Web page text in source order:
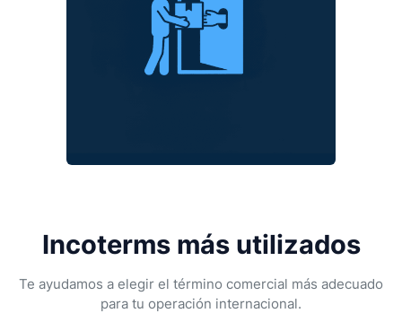
Incoterms más utilizados
Te ayudamos a elegir el término comercial más adecuado
para tu operación internacional.